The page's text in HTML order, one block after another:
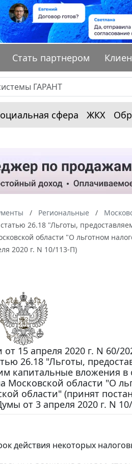
Стать партнером
сфера ЖКХ
Региональные
26.18 "Льготы,
области "О льготном
2020 г. N 10/113-П)
15 апреля 2020 г. N 60/
26.18 "Льготы,
капитальные вложения в
Московской области "О
области" (принят
от 3 апреля 2020 г. N
действия некоторых